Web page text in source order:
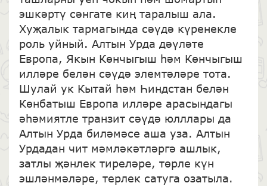
эшкәртү сәнгате киң таралыш ала.
Хуҗалык тармагында сәүдә күренекле
роль уйный. Алтын Урда дәүләте
Европа, Якын Көнчыгыш һәм Көнчыгыш
илләре белән сәүдә элемтәләре тота.
Шулай ук Кытай һәм Һиндстан белән
Көнбатыш Европа илләре арасындагы
әһәмиятле транзит сәүдә юлллары да
Алтын Урда биләмәсе аша уза. Алтын
Урдадан чит мәмләкәтләргә ашлык,
затлы җәнлек тиреләре, төрле күн
эшләнмәләре, терлек сатуга озатыла.